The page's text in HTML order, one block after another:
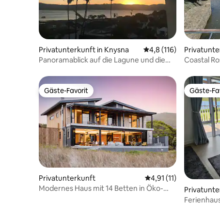
Privatunterkunft in Knysna Durchschnittliche
4,8 (116)
Panoramablick auf die Lagune und die
Coastal
Gäste-Favorit
Gäste-Favorit
Privatunterkunft Durchschnittliche
4,91 (11)
Modernes Haus mit 14 Betten in Öko-
Gäste-
Gäste-